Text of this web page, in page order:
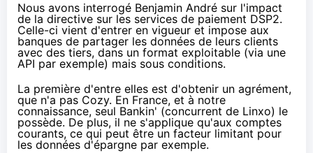
Nous avons interrogé Benjamin André sur l'impact
de la directive sur les services de paiement DSP2.
Celle-ci vient d'entrer en vigueur et impose aux
banques de partager les données de leurs clients
avec des tiers, dans un format exploitable (via une
API par exemple) mais sous conditions.
La première d'entre elles est d'obtenir un agrément,
que n'a pas Cozy. En France, et à notre
connaissance, seul Bankin' (concurrent de Linxo) le
possède. De plus, il ne s'applique qu'aux comptes
courants, ce qui peut être un facteur limitant pour
les données d'épargne par exemple.